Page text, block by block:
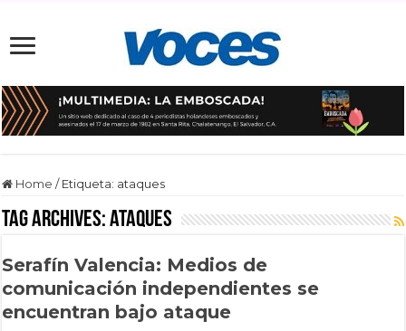
Home / Etiqueta: ataques
Tag Archives:ataques
Serafín Valencia: Medios de
comunicación independientes se
encuentran bajo ataque